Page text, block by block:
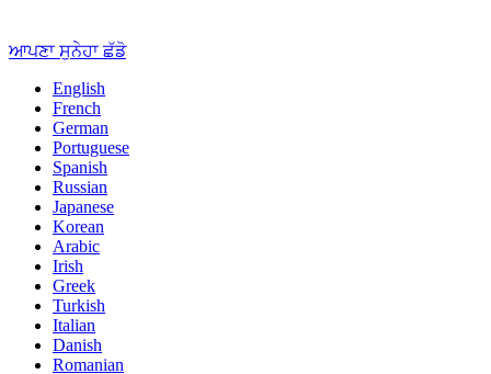
ਆਪਣਾ ਸੁਨੇਹਾ ਛੱਡੋ
English
French
German
Portuguese
Spanish
Russian
Japanese
Korean
Arabic
Irish
Greek
Turkish
Italian
Danish
Romanian